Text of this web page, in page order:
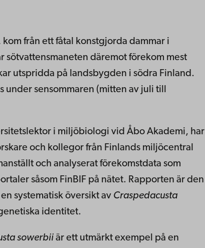
från ett fåtal konstgjorda dammar i
sötvattensmaneten däremot förekom mest
utspridda på landsbygden i södra Finland.
sensommaren (mitten av juli till
i miljöbiologi vid Åbo Akademi, har
och kollegor från Finlands miljöcentral
och analyserat förekomstdata som
såsom FinBIF på nätet. Rapporten är den
systematisk översikt av Craspedacusta
identitet.
sowerbiiär ett utmärkt exempel på en